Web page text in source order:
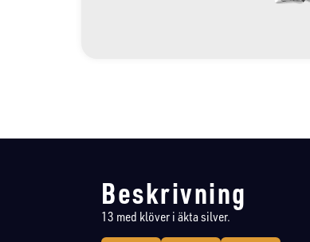
Beskrivning
13 med klöver i äkta silver.